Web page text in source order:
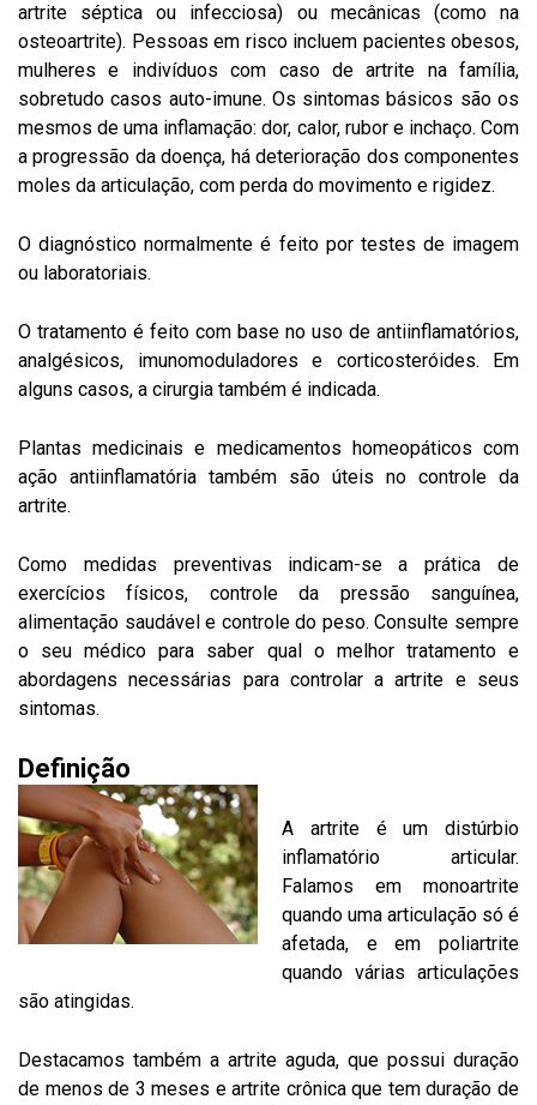
artrite séptica ou infecciosa) ou mecânicas (como na
osteoartrite). Pessoas em risco incluem pacientes obesos,
mulheres e indivíduos com caso de artrite na família,
sobretudo casos auto-imune. Os sintomas básicos são os
mesmos de uma inflamação: dor, calor, rubor e inchaço. Com
a progressão da doença, há deterioração dos componentes
moles da articulação, com perda do movimento e rigidez.
O diagnóstico normalmente é feito por testes de imagem
ou laboratoriais.
O tratamento é feito com base no uso de antiinflamatórios,
analgésicos, imunomoduladores e corticosteróides. Em
alguns casos, a cirurgia também é indicada.
Plantas medicinais e medicamentos homeopáticos com
ação antiinflamatória também são úteis no controle da
artrite.
Como medidas preventivas indicam-se a prática de
exercícios físicos, controle da pressão sanguínea,
alimentação saudável e controle do peso. Consulte sempre
o seu médico para saber qual o melhor tratamento e
abordagens necessárias para controlar a artrite e seus
sintomas.
Definição
A artrite é um distúrbio
inflamatório articular.
Falamos em monoartrite
quando uma articulação só é
afetada, e em poliartrite
quando várias articulações
são atingidas.
Destacamos também a artrite aguda, que possui duração
de menos de 3 meses e artrite crônica que tem duração de